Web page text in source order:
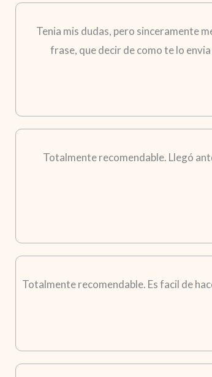
Tenia mis dudas, pero sinceramente
frase, que decir de como te lo
Totalmente recomendable. Llegó
Totalmente recomendable. Es facil de